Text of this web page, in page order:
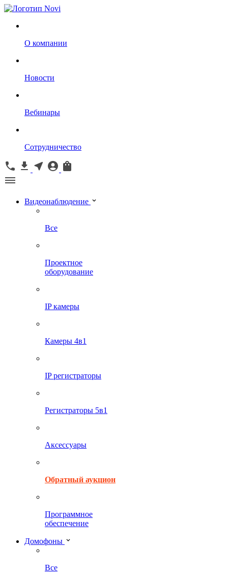
О компании
Новости
Вебинары
Сотрудничество
Видеонаблюдение
Все
Проектное
оборудование
IP камеры
Камеры 4в1
IP регистраторы
Регистраторы 5в1
Аксессуары
Обратный аукцион
Программное
обеспечение
Домофоны
Все